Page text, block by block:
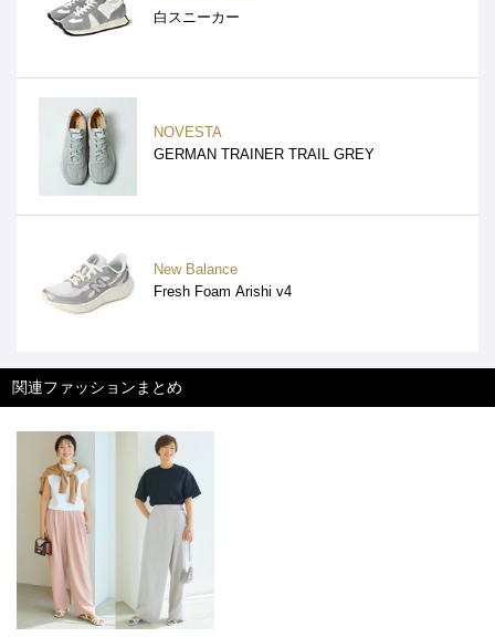
白スニーカー
NOVESTA
GERMAN TRAINER TRAIL GREY
New Balance
Fresh Foam Arishi v4
関連ファッションまとめ